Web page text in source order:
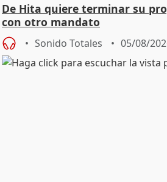
De Hita quiere terminar su
con otro mandato
Sonido Totales 05/08/